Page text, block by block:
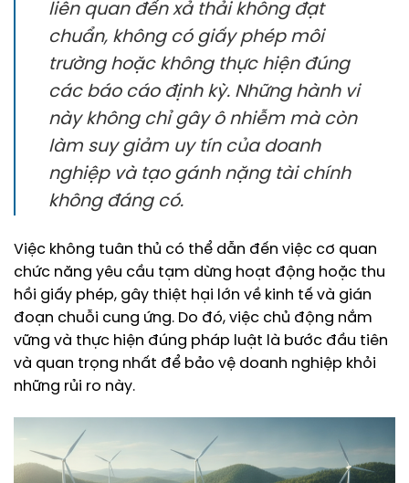
liên quan đến xả thải không đạt
chuẩn, không có giấy phép môi
trường hoặc không thực hiện đúng
các báo cáo định kỳ. Những hành vi
này không chỉ gây ô nhiễm mà còn
làm suy giảm uy tín của doanh
nghiệp và tạo gánh nặng tài chính
không đáng có.
Việc không tuân thủ có thể dẫn đến việc cơ quan
chức năng yêu cầu tạm dừng hoạt động hoặc thu
hồi giấy phép, gây thiệt hại lớn về kinh tế và gián
đoạn chuỗi cung ứng. Do đó, việc chủ động nắm
vững và thực hiện đúng pháp luật là bước đầu tiên
và quan trọng nhất để bảo vệ doanh nghiệp khỏi
những rủi ro này.